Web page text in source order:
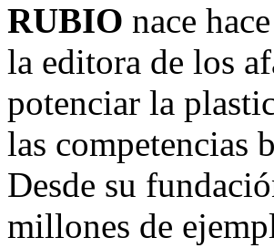
RUBIO nace
la editora de los
potenciar la
las competencias
Desde su
millones de